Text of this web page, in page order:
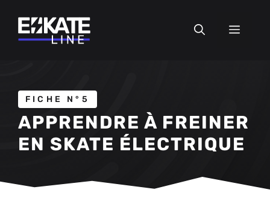
contenu
FICHE N°5
APPRENDRE À FREINER
EN SKATE ÉLECTRIQUE